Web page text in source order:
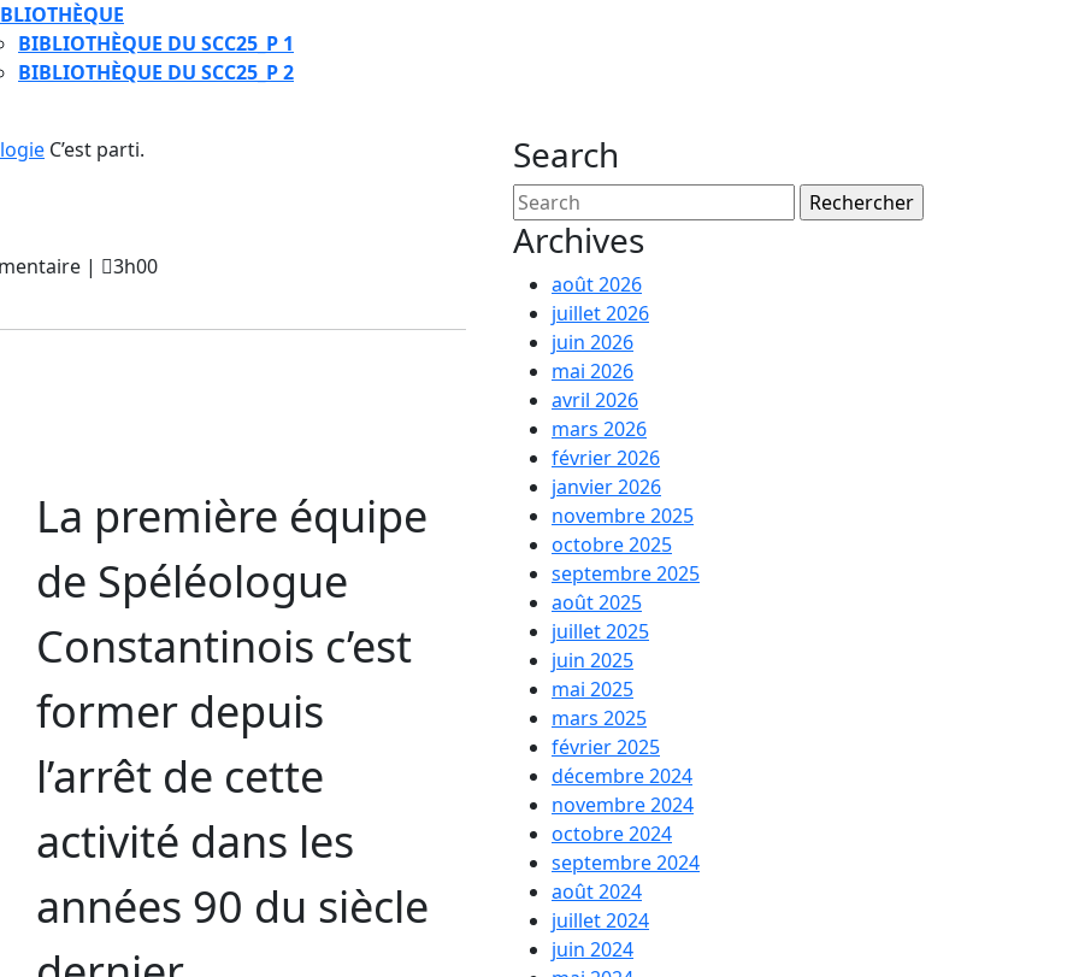
BIBLIOTHÈQUE DU SCC25_P 1
BIBLIOTHÈQUE DU SCC25_P 2
C’est parti.
| 3h00
La première équipe
de Spéléologue
Constantinois c’est
former depuis
l’arrêt de cette
activité dans les
années 90 du siècle
Search
Search
for:
Archives
août 2026
juillet 2026
juin 2026
mai 2026
avril 2026
mars 2026
février 2026
janvier 2026
novembre 2025
octobre 2025
septembre 2025
août 2025
juillet 2025
juin 2025
mai 2025
mars 2025
février 2025
décembre 2024
novembre 2024
octobre 2024
septembre 2024
août 2024
juillet 2024
juin 2024